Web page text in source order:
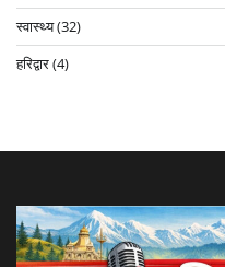
स्वास्थ्य(32)
हरिद्वार(4)